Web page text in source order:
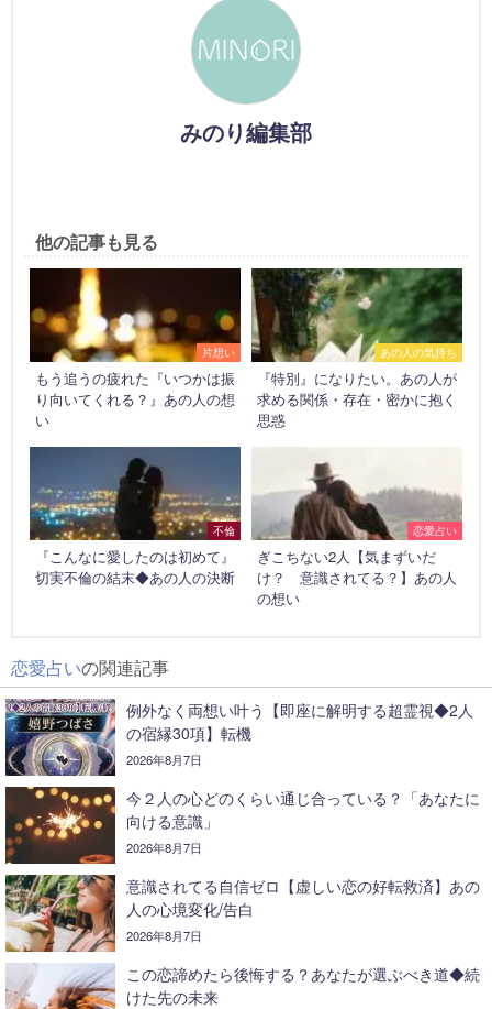
みのり編集部
他の記事も見る
片想い
もう追うの疲れた『いつかは振
り向いてくれる？』あの人の想
い
あの人の気持ち
『特別』になりたい。あの人が
求める関係・存在・密かに抱く
思惑
不倫
『こんなに愛したのは初めて』
切実不倫の結末◆あの人の決断
恋愛占い
ぎこちない2人【気まずいだ
け？ 意識されてる？】あの人
の想い
恋愛占いの関連記事
例外なく両想い叶う【即座に解明する超霊視◆2人
の宿縁30項】転機
2026年8月7日
今２人の心どのくらい通じ合っている？「あなたに
向ける意識」
2026年8月7日
意識されてる自信ゼロ【虚しい恋の好転救済】あの
人の心境変化/告白
2026年8月7日
この恋諦めたら後悔する？あなたが選ぶべき道◆続
けた先の未来